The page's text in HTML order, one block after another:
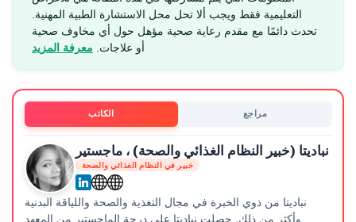
التعليمية فقط ويجب ألا تحل محل الاستشارة الطبية المهنية.
تحدث دائمًا مع مقدم رعاية صحية مؤهل حول أي مخاوف صحية
أو علاجات. معرفة المزيد
الكاتب مراجع
نباديتا (خبير النظام الغذائي والصحة) ، ماجستير
خبير في النظام الغذائي والصحة
نباديتا من ذوي الخبرة في مجال التغذية والصحة واللياقة البدنية
وأكثر من ذلك. حصلت نباديتا على درجة الماجستير من المعهد